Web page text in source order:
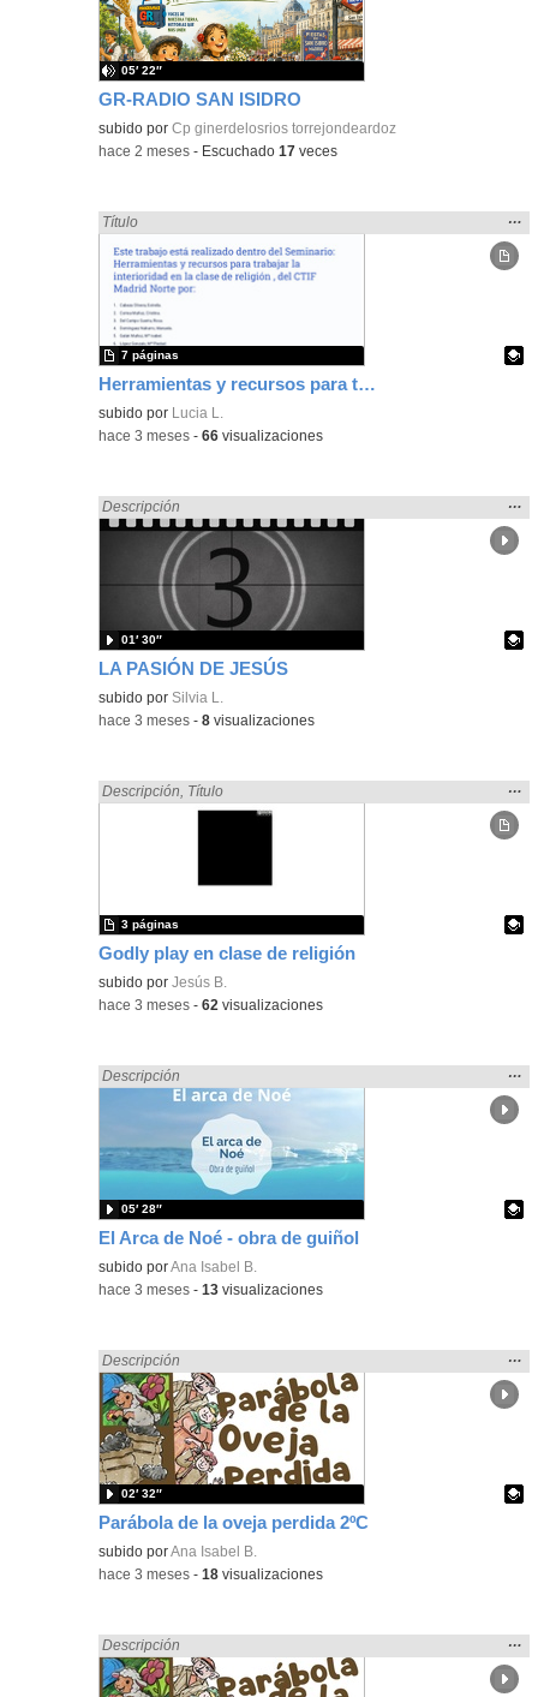
GR-RADIO SAN ISIDRO
subido porCp ginerdelosrios torrejondeardoz
05′ 22″
-hace 2 meses - Escuchado17 veces
Herramientas y recursos para trabajar la interioridad en clase de Religión
Encontrado «Religión» en:
Título
la
…
Contenido educativo.
subido por Lucia L.
7 páginas
-hace 3 meses -66 visualizaciones
LA PASIÓN DE JESÚS
Encontrado «Religión» en:
Descripción
la
…
Contenido educativo.
subido por Silvia L.
01′ 30″
-hace 3 meses -8 visualizaciones
Godly play en clase de religión
Encontrado «Religión» en:
Descripción Título
la
…
Contenido educativo.
subido porJesús B.
3 páginas
-hace 3 meses -62 visualizaciones
El Arca de Noé - obra de guiñol
Encontrado «Religión» en:
Descripción
la
…
Contenido educativo.
subido porAna Isabel B.
05′ 28″
-hace 3 meses -13 visualizaciones
Parábola de la oveja perdida 2ºC
Encontrado «Religión» en:
Descripción
la
…
Contenido educativo.
subido porAna Isabel B.
02′ 32″
-hace 3 meses -18 visualizaciones
Encontrado «Religión» en:
Descripción
la
…